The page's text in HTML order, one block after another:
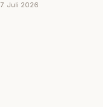
7. Juli 2026